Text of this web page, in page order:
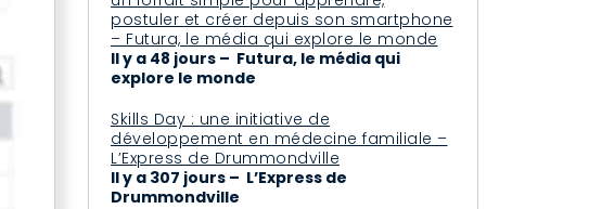
postuler et créer depuis son smartphone
– Futura, le média qui explore le monde
Il y a 48 jours – Futura, le média qui
explore le monde
Skills Day : une initiative de
développement en médecine familiale –
L’Express de Drummondville
Il y a 307 jours – L’Express de
Drummondville